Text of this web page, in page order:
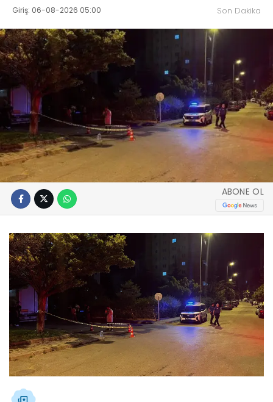
Giriş: 06-08-2026 05:00 Son Dakika
ABONE OL